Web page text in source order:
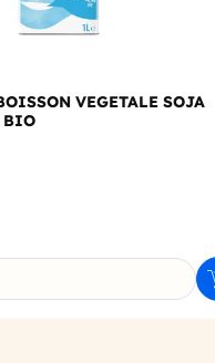
VEGETALE SOJA
BIO